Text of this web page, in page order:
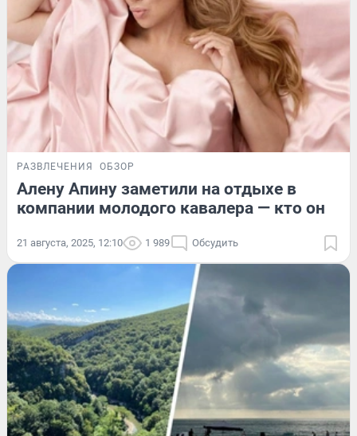
РАЗВЛЕЧЕНИЯ ОБЗОР
Алену Апину заметили на отдыхе в
компании молодого кавалера — кто он
21 августа, 2025, 12:10 1 989 Обсудить